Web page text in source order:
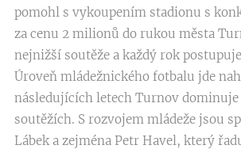
pomohl s vykoupením stadionu s
za cenu 2 milionů do rukou města
nejnižší soutěže a každý rok
Úroveň mládežnického fotbalu jde
následujících letech Turnov
soutěžích. S rozvojem mládeže jsou
Lábek a zejména Petr Havel, který